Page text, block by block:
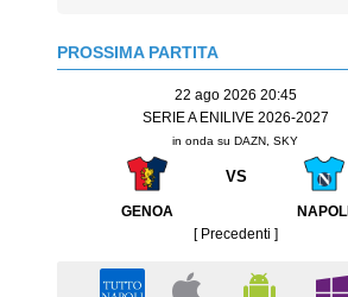
PROSSIMA PARTITA
22 ago 2026 20:45
SERIE A ENILIVE 2026-2027
in onda su DAZN, SKY
VS
GENOA
NAPOLI
[ Precedenti ]